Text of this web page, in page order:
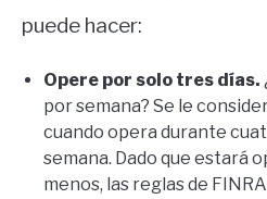
puede hacer:
Opere por solo tres días.
por semana? Se le
cuando opera durante
semana. Dado que estará
menos, las reglas de